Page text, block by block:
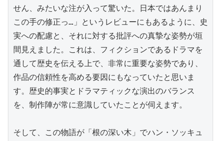
せん、みたいな注が入って驚いた。日本ではあんまり
この手の修正っ…」というレビューにもあるように、史
実への配慮と、それに対する批評への真摯な姿勢が垣
間見えました。これは、フィクションであるドラマを
通して歴史を伝える上で、非常に重要な姿勢であり、
作品の信頼性を高める要因にもなっていたと思いま
す。歴史的事実とドラマティックな演出のバランス
を、制作陣が常に意識していたことが伺えます。
そして、この物語が「根の深い木」でハン・ソッキュ